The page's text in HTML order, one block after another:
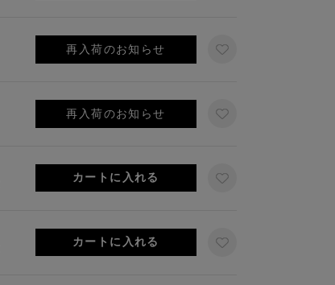
再入荷のお知らせ
再入荷のお知らせ